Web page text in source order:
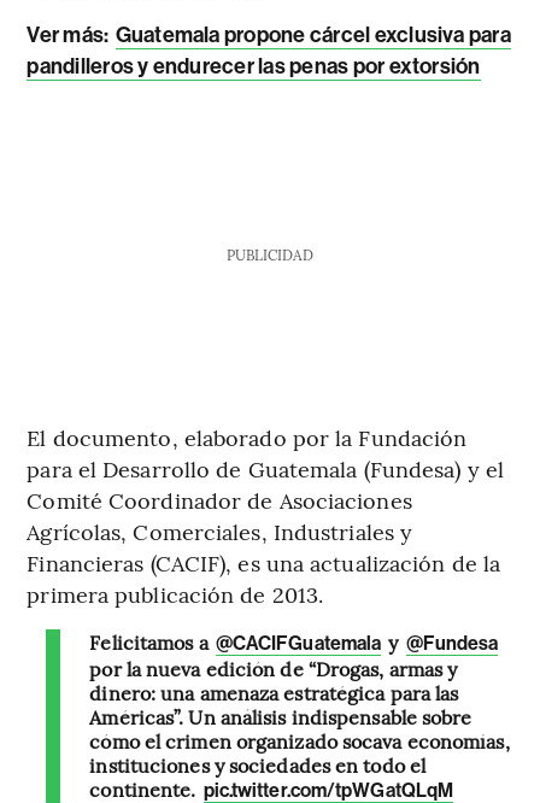
Ver más: Guatemala propone cárcel exclusiva para
pandilleros y endurecer las penas por extorsión
PUBLICIDAD
El documento, elaborado por la Fundación
para el Desarrollo de Guatemala (Fundesa) y el
Comité Coordinador de Asociaciones
Agrícolas, Comerciales, Industriales y
Financieras (CACIF), es una actualización de la
primera publicación de 2013.
Felicitamos a @CACIFGuatemala y @Fundesa
por la nueva edición de “Drogas, armas y
dinero: una amenaza estratégica para las
Américas”. Un análisis indispensable sobre
cómo el crimen organizado socava economías,
instituciones y sociedades en todo el
continente. pic.twitter.com/tpWGatQLqM